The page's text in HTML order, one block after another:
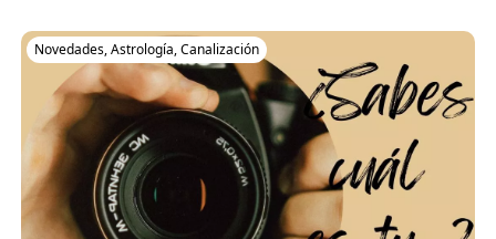
Novedades,Astrología,Canalización